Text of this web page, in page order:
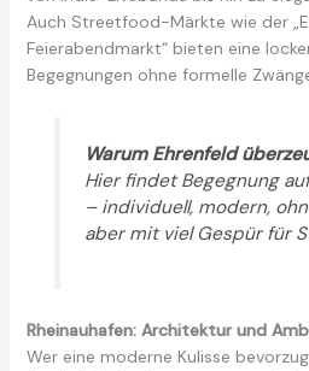
Auch Streetfood-Märkte wie der
Feierabendmarkt“ bieten eine
Begegnungen ohne formelle
Warum Ehrenfeld
Hier findet Begegnung
– individuell, modern,
aber mit viel Gespür für
Rheinauhafen: Architektur und
Wer eine moderne Kulisse